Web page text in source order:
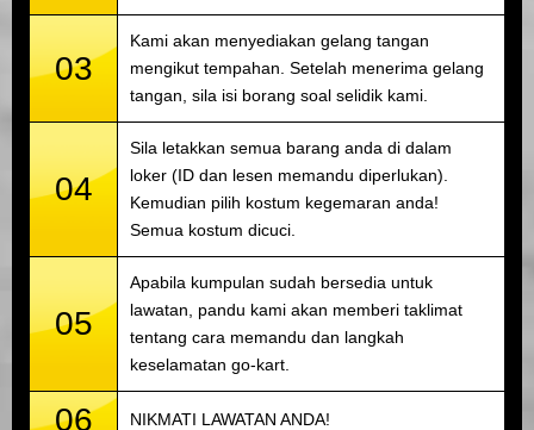
03
Kami akan menyediakan gelang tangan
mengikut tempahan. Setelah menerima gelang
tangan, sila isi borang soal selidik kami.
04
Sila letakkan semua barang anda di dalam
loker (ID dan lesen memandu diperlukan).
Kemudian pilih kostum kegemaran anda!
Semua kostum dicuci.
05
Apabila kumpulan sudah bersedia untuk
lawatan, pandu kami akan memberi taklimat
tentang cara memandu dan langkah
keselamatan go-kart.
06 NIKMATI LAWATAN ANDA!